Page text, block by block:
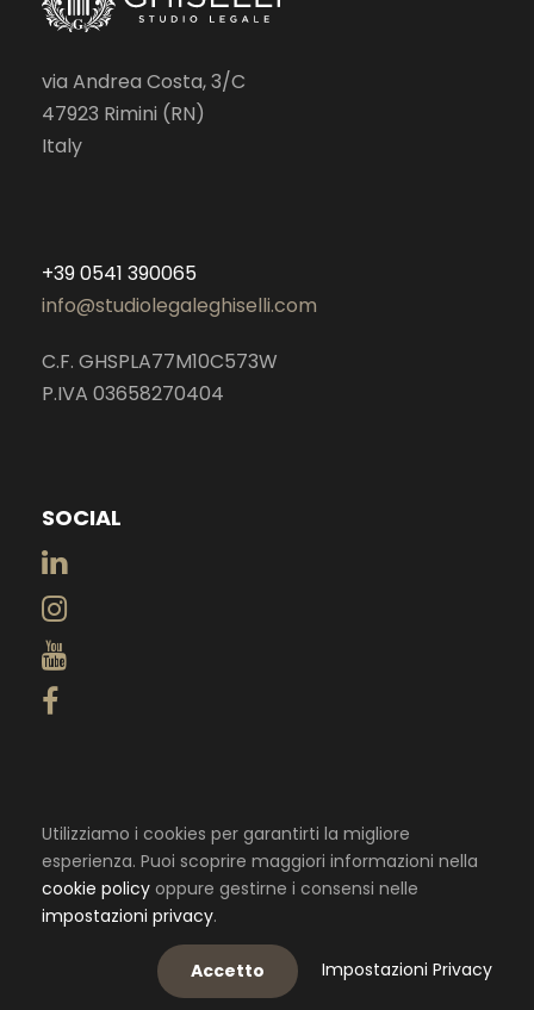
via Andrea Costa, 3/C
47923 Rimini (RN)
Italy
+39 0541 390065
info@studiolegaleghiselli.com
C.F. GHSPLA77M10C573W
P.IVA 03658270404
SOCIAL
Privacy Policy- Cookie Policy
Utilizziamo i cookies per garantirti la migliore
esperienza. Puoi scoprire maggiori informazioni nella
cookie policy oppure gestirne i consensi nelle
impostazioni privacy.
Accetto Impostazioni Privacy